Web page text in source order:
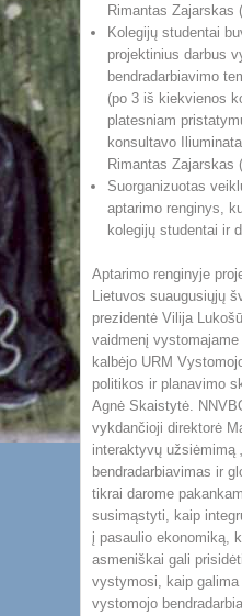
Rimantas Zajarskas
Kolegijų studentai
projektinius darbus
bendradarbiavimo
(po 3 iš kiekvienos
platesniam
konsultavo
Rimantas Zajarskas
Suorganizuotas
aptarimo renginys,
kolegijų studentai ir
Aptarimo renginyje
Lietuvos suaugusiųjų
prezidentė Vilija
vaidmenį vystomajame
kalbėjo URM
politikos ir planavimo
Agnė Skaistytė.
vykdančioji direktorė
interaktyvų užsiėmimą
bendradarbiavimas ir
tikrai darome
susimąstyti, kaip
į pasaulio ekonomiką,
asmeniškai gali
vystymosi, kaip
vystomojo